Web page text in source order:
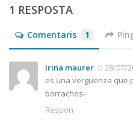
1 RESPOSTA
Comentaris 1
Irina maurer
28/07/
es una verguenza que
borrachos-
Respon